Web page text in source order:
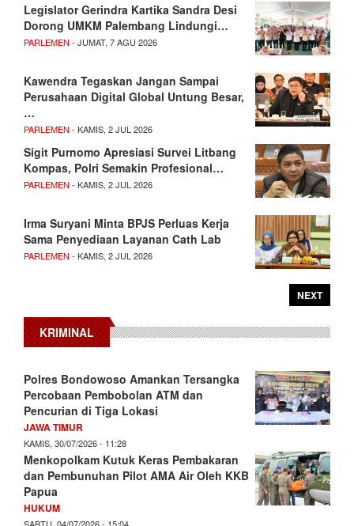
Legislator Gerindra Kartika Sandra Desi
Dorong UMKM Palembang Lindungi…
PARLEMEN - JUMAT, 7 AGU 2026
Kawendra Tegaskan Jangan Sampai
Perusahaan Digital Global Untung Besar,
…
PARLEMEN - KAMIS, 2 JUL 2026
Sigit Purnomo Apresiasi Survei Litbang
Kompas, Polri Semakin Profesional…
PARLEMEN - KAMIS, 2 JUL 2026
Irma Suryani Minta BPJS Perluas Kerja
Sama Penyediaan Layanan Cath Lab
PARLEMEN - KAMIS, 2 JUL 2026
NEXT
KRIMINAL
Polres Bondowoso Amankan Tersangka
Percobaan Pembobolan ATM dan
Pencurian di Tiga Lokasi
JAWA TIMUR
KAMIS, 30/07/2026 - 11:28
Menkopolkam Kutuk Keras Pembakaran
dan Pembunuhan Pilot AMA Air Oleh KKB
Papua
HUKUM